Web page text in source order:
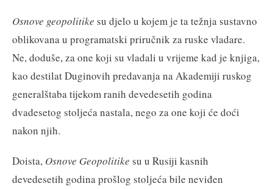
Osnove geopolitike su djelo u kojem je ta težnja sustavno
oblikovana u programatski priručnik za ruske vladare.
Ne, doduše, za one koji su vladali u vrijeme kad je knjiga,
kao destilat Duginovih predavanja na Akademiji ruskog
generalštaba tijekom ranih devedesetih godina
dvadesetog stoljeća nastala, nego za one koji će doći
nakon njih.
Doista, Osnove Geopolitike su u Rusiji kasnih
devedesetih godina prošlog stoljeća bile neviđen